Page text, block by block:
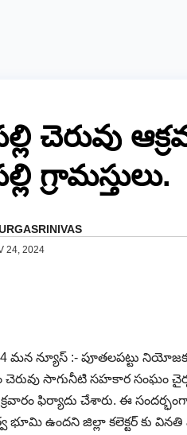
చెరువు
గ్రామస్తులు.
24, 2024
మన న్యూస్ :- పూతలపట్టు
సాగునీటి సహకార సంఘం
ఫిర్యాదు చేశారు. ఈ
భూమి ఉందని జిల్లా కలెక్టర్ కు